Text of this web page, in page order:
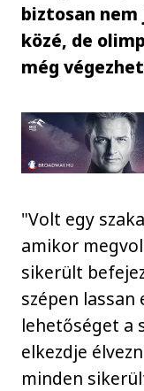
biztosan
közé, de
még
"Volt egy
amikor
sikerült
szépen
lehetőséget a
elkezdje
minden